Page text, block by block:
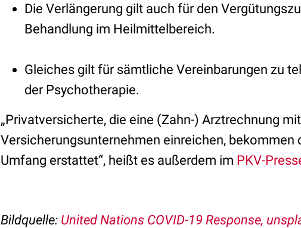
Die Verlängerung gilt auch für den
Behandlung im Heilmittelbereich.
Gleiches gilt für sämtliche Vereinbarungen zu
der Psychotherapie.
„Privatversicherte, die eine (Zahn-) Arztrechnung
Versicherungsunternehmen einreichen, bekommen
Umfang erstattet“, heißt es außerdem im PKV-
Bildquelle: United Nations COVID-19 Response,